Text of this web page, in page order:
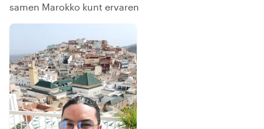
samen Marokko kunt ervaren